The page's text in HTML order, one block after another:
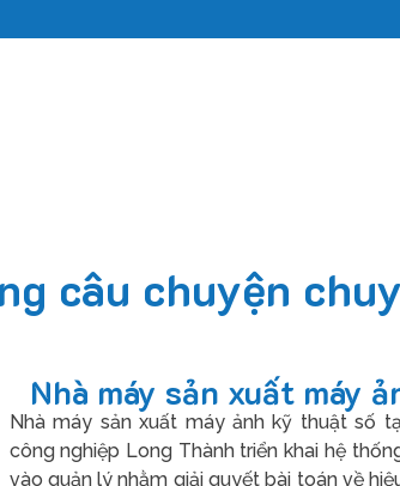
câu chuyện
Nhà máy sản xuất máy
Nhà máy sản xuất máy ảnh kỹ thuật số
công nghiệp Long Thành triển khai hệ
vào quản lý nhằm giải quyết bài toán về